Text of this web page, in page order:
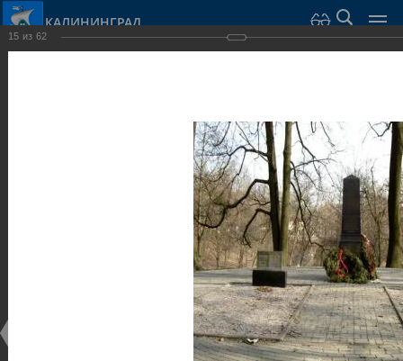
КАЛИНИНГРАД
Скульптуры и мемориалы
15 из 62